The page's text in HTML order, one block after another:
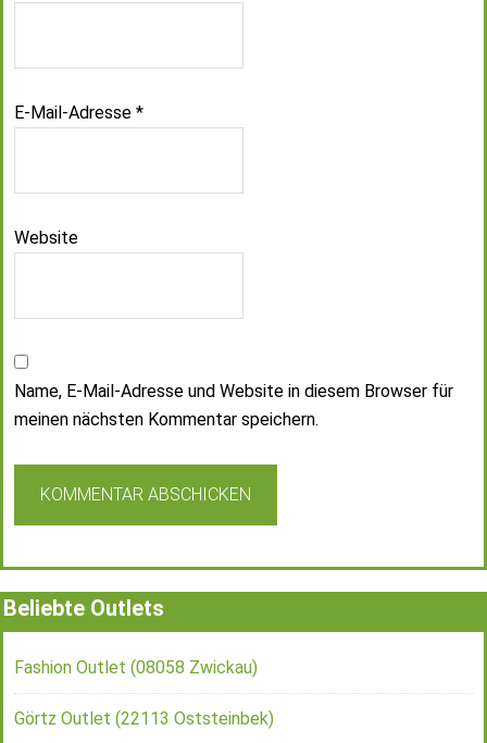
E-Mail-Adresse *
Website
Name, E-Mail-Adresse und Website in diesem Browser für
meinen nächsten Kommentar speichern.
Beliebte Outlets
Fashion Outlet (08058 Zwickau)
Görtz Outlet (22113 Oststeinbek)